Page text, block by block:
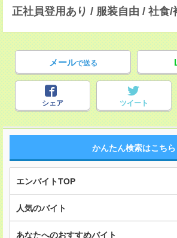
正社員登用あり / 服装自由 / 社食/
メールで送る
シェア ツイート
かんたん検索はこちら
エンバイトTOP
人気のバイト
あなたへのおすすめバイト